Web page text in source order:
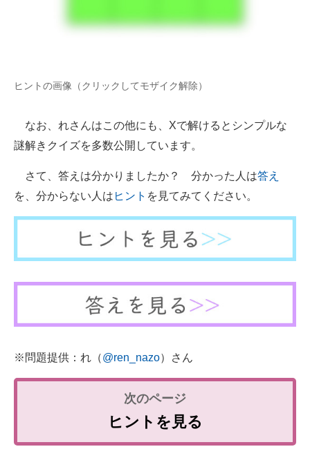
ヒントの画像（クリックしてモザイク解除）
なお、れさんはこの他にも、Xで解けるとシンプルな
謎解きクイズを多数公開しています。
さて、答えは分かりましたか？ 分かった人は答え
を、分からない人は ヒント を見てみてください。
※問題提供：れ（@ren_nazo）さん
ヒントを見る